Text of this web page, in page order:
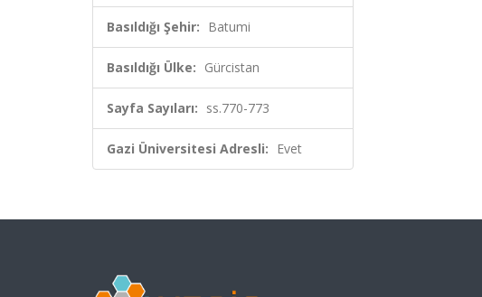
Basıldığı Şehir: Batumi
Basıldığı Ülke: Gürcistan
Sayfa Sayıları: ss.770-773
Gazi Üniversitesi Adresli: Evet